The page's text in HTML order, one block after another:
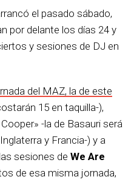
el pasado sábado,
por delante los días 24 y
y sesiones de DJ en
del MAZ, la de este
15 en taquilla-),
-la de Basauri será
y Francia-) y a
sesiones de We Are
de esa misma jornada,